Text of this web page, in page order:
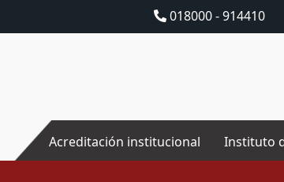
018000 - 914410
Acreditación institucional Instituto